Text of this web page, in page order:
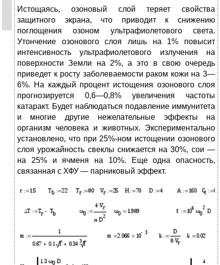
Истощаясь, озоновый слой теряет свойства
защитного экрана, что приводит к снижению
поглощения озоном ультрафиолетового света.
Утончение озонового слоя лишь на 1% повысит
интенсивность ультрафиолетового излучения на
поверхности Земли на 2%, а это в свою очередь
приведет к росту заболеваемости раком кожи на 3—
6%. На каждый процент истощения озонового слоя
прогнозируется 0,6—0,8% увеличения частоты
катаракт. Будет наблюдаться подавление иммунитета
и многие другие нежелательные эффекты на
организм человека и животных. Экспериментально
установлено, что при 25%-ном истощении озонового
слоя урожайность свеклы снижается на 30%, сои —
на 25% и ячменя на 10%. Еще одна опасность,
связанная с ХФУ — парниковый эффект.